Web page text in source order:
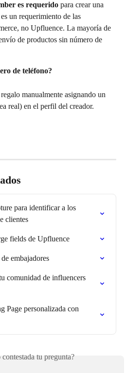
es requerido para crear una
un requerimiento de las
no Upfluence. La mayoría de
de productos sin número de
de teléfono?
manualmente asignando un
real) en el perfil del creador.
para identificar a los
clientes
fields de Upfluence
embajadores
comunidad de influencers
Page personalizada con
tu pregunta?